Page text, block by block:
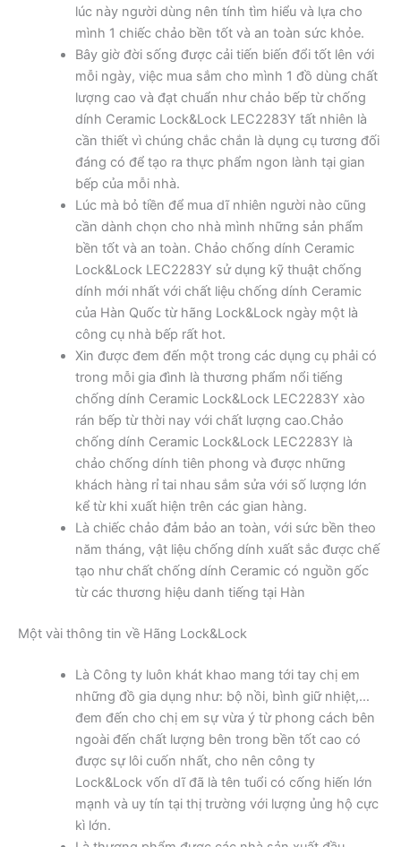
lúc này người dùng nên tính tìm hiểu và lựa cho
mình 1 chiếc chảo bền tốt và an toàn sức khỏe.
Bây giờ đời sống được cải tiến biến đổi tốt lên với
mỗi ngày, việc mua sắm cho mình 1 đồ dùng chất
lượng cao và đạt chuẩn như chảo bếp từ chống
dính Ceramic Lock&Lock LEC2283Y tất nhiên là
cần thiết vì chúng chắc chắn là dụng cụ tương đối
đáng có để tạo ra thực phẩm ngon lành tại gian
bếp của mỗi nhà.
Lúc mà bỏ tiền để mua dĩ nhiên người nào cũng
cần dành chọn cho nhà mình những sản phẩm
bền tốt và an toàn. Chảo chống dính Ceramic
Lock&Lock LEC2283Y sử dụng kỹ thuật chống
dính mới nhất với chất liệu chống dính Ceramic
của Hàn Quốc từ hãng Lock&Lock ngày một là
công cụ nhà bếp rất hot.
Xin được đem đến một trong các dụng cụ phải có
trong mỗi gia đình là thương phẩm nổi tiếng
chống dính Ceramic Lock&Lock LEC2283Y xào
rán bếp từ thời nay với chất lượng cao.Chảo
chống dính Ceramic Lock&Lock LEC2283Y là
chảo chống dính tiên phong và được những
khách hàng rỉ tai nhau sắm sửa với số lượng lớn
kể từ khi xuất hiện trên các gian hàng.
Là chiếc chảo đảm bảo an toàn, với sức bền theo
năm tháng, vật liệu chống dính xuất sắc được chế
tạo như chất chống dính Ceramic có nguồn gốc
từ các thương hiệu danh tiếng tại Hàn
Một vài thông tin về Hãng Lock&Lock
Là Công ty luôn khát khao mang tới tay chị em
những đồ gia dụng như: bộ nồi, bình giữ nhiệt,…
đem đến cho chị em sự vừa ý từ phong cách bên
ngoài đến chất lượng bên trong bền tốt cao có
được sự lôi cuốn nhất, cho nên công ty
Lock&Lock vốn dĩ đã là tên tuổi có cống hiến lớn
mạnh và uy tín tại thị trường với lượng ủng hộ cực
kì lớn.